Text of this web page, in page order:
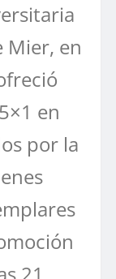
Mier, en
en
por la